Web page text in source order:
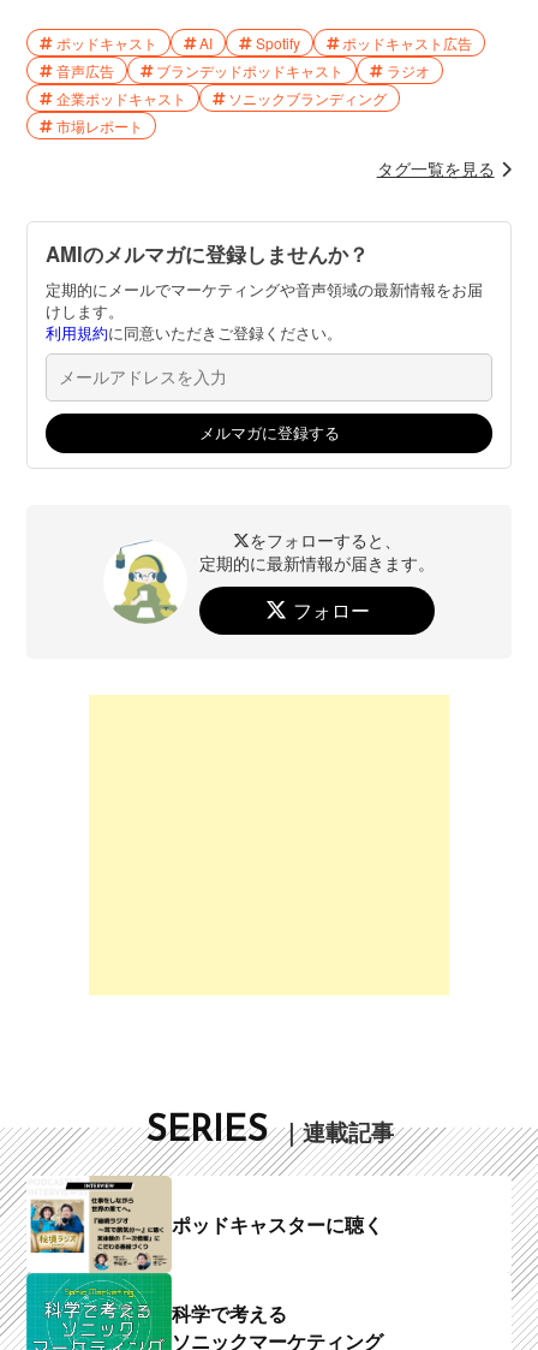
ポッドキャスト AI Spotify
ポッドキャスト広告
音声広告
ブランデッドポッドキャスト
ラジオ
企業ポッドキャスト
ソニックブランディング
市場レポート
タグ一覧を見る
AMIのメルマガに登録しませんか？
定期的にメールでマーケティングや音声領域の最新情報をお届
けします。
利用規約に同意いただきご登録ください。
をフォローすると、
定期的に最新情報が届きます。
フォロー
SERIES ｜連載記事
ポッドキャスターに聴く
科学で考える
ソニックマーケティング